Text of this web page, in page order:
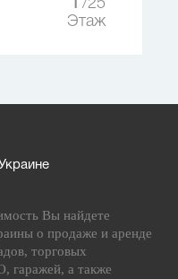
25
Этаж
Вы найдете
о продаже и аренде
торговых
гаражей, а также